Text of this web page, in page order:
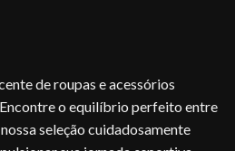
de roupas e acessórios
o equilíbrio perfeito entre
seleção cuidadosamente